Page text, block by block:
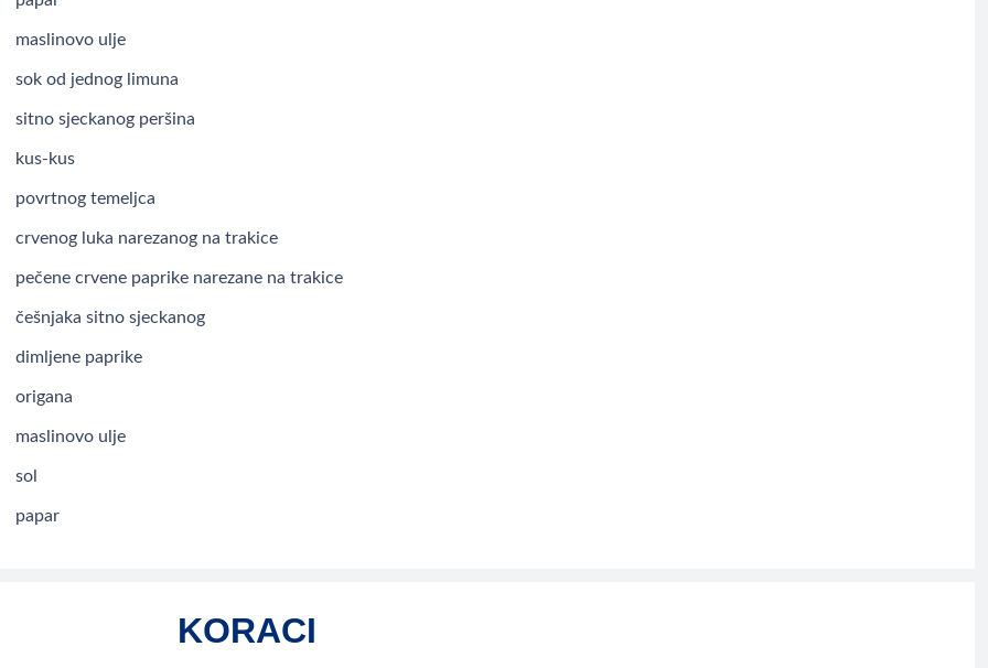
maslinovo ulje
sok od jednog limuna
sitno sjeckanog peršina
kus-kus
povrtnog temeljca
crvenog luka narezanog na trakice
pečene crvene paprike narezane na trakice
češnjaka sitno sjeckanog
dimljene paprike
origana
maslinovo ulje
sol
papar
KORACI